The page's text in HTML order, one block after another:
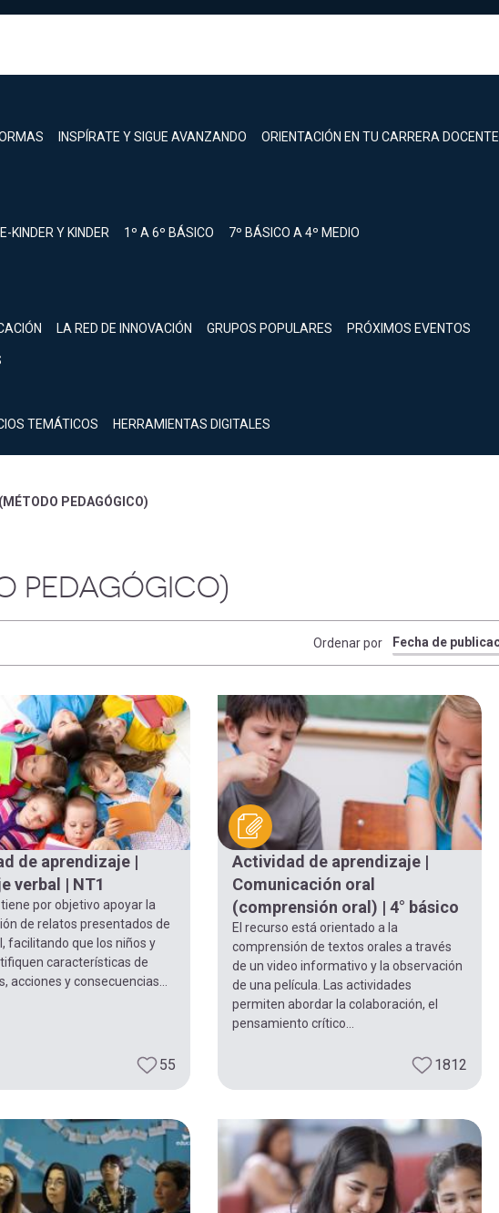
INSPÍRATE Y SIGUE AVANZANDO ORIENTACIÓN EN TU CARRERA DOCENTE
KINDER Y KINDER 1º A 6º BÁSICO 7º BÁSICO A 4º MEDIO
LA RED DE INNOVACIÓN GRUPOS POPULARES PRÓXIMOS EVENTOS
TEMÁTICOS HERRAMIENTAS DIGITALES
PEDAGÓGICO)
PEDAGÓGICO)
Ordenar por
de aprendizaje |
verbal | NT1
tiene por objetivo apoyar la
de relatos presentados de
facilitando que los niños y
características de
acciones y consecuencias...
55
Actividad de aprendizaje |
Comunicación oral
(comprensión oral) | 4° básico
El recurso está orientado a la
comprensión de textos orales a través
de un video informativo y la observación
de una película. Las actividades
permiten abordar la colaboración, el
pensamiento crítico...
1812
Inicia sesión.